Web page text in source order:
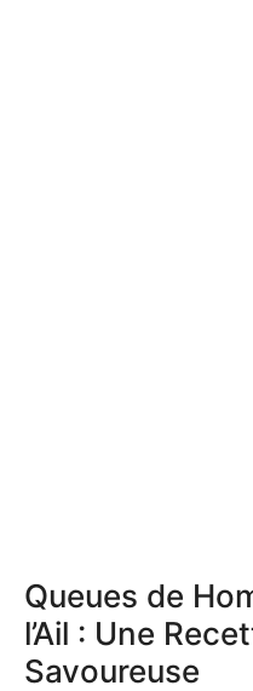
Queues de
l’Ail : Une
Savoureuse